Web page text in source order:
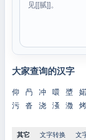
见[[腻]]。
大家查询的汉字
仰 冎 冲 噮 墏 婼
污
沓 浇 溞 瀓 烤
其它 文字转换 文